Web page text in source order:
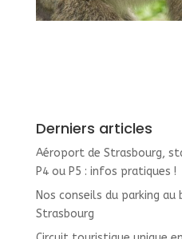
Derniers articles
Aéroport de Strasbourg,
P4 ou P5 : infos pratiques !
Nos conseils du parking
Strasbourg